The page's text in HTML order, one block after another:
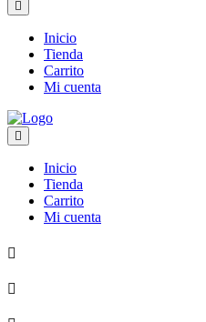
Inicio
Tienda
Carrito
Mi cuenta
Inicio
Tienda
Carrito
Mi cuenta